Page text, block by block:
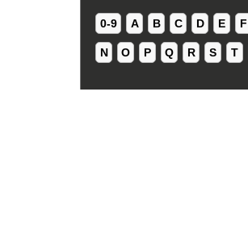
0-9 A B C D E F
N O P Q R S T